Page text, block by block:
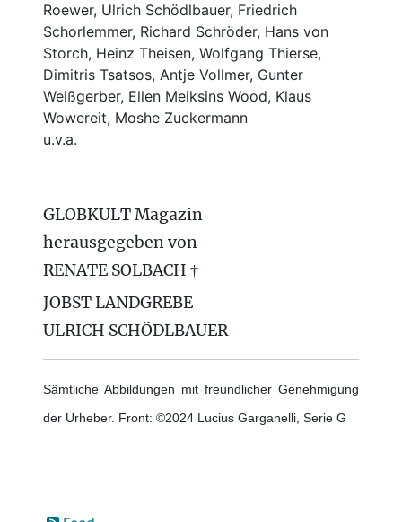
Roewer, Ulrich Schödlbauer, Friedrich
Schorlemmer, Richard Schröder, Hans von
Storch, Heinz Theisen, Wolfgang Thierse,
Dimitris Tsatsos, Antje Vollmer, Gunter
Weißgerber, Ellen Meiksins Wood, Klaus
Wowereit, Moshe Zuckermann
u.v.a.
GLOBKULT Magazin
herausgegeben von
RENATE SOLBACH †
JOBST LANDGREBE
ULRICH SCHÖDLBAUER
Sämtliche Abbildungen mit freundlicher Genehmigung
der Urheber. Front: ©2024 Lucius Garganelli, Serie G